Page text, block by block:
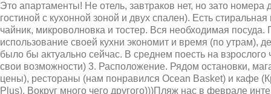
Это апартаменты! Не отель, завтраков нет, но зато
гостиной с кухонной зоной и двух спален). Есть
чайник, микроволновка и тостер. Вся необходимая
использование своей кухни экономит и время (по утрам),
было бы актуально сейчас. В среднем поесть на
свои возможности) 3. Расположение. Рядом остановки,
цены), рестораны (нам понравился Ocean Basket) и кафе
Plus). Вокруг много чего другого)))Пляж нас в феврале